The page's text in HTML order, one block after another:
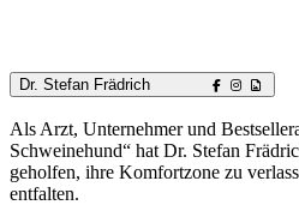
Dr. Stefan Frädrich
Als Arzt, Unternehmer und
Schweinehund“ hat Dr. Stefan
geholfen, ihre Komfortzone zu
entfalten.